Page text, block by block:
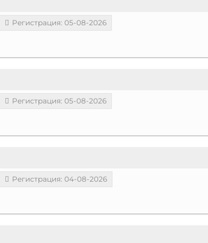
Регистрация: 05-08-2026
Регистрация: 05-08-2026
Регистрация: 04-08-2026